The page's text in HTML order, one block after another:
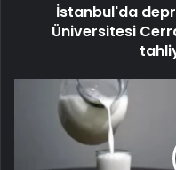
İstanbul'da
Üniversitesi